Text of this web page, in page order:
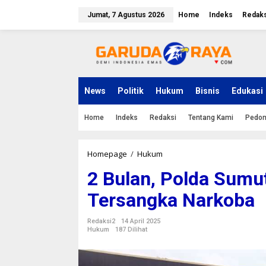
Jumat, 7 Agustus 2026 Home Indeks
News Politik Hukum Bisnis Edukasi
Home Indeks Redaksi Tentang Kami
Homepage / Hukum
u
l
a
n
d
2 Bulan, Polda
Tersangka Narkoba
Redaksi2
14 April 2025
Hukum
187 Dilihat